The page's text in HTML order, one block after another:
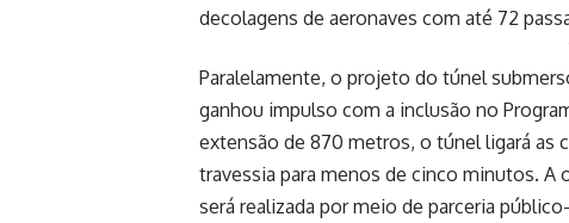
decolagens de aeronaves com até 72
Paralelamente, o projeto do túnel
ganhou impulso com a inclusão no
extensão de 870 metros, o túnel ligará as
travessia para menos de cinco minutos. A
será realizada por meio de parceria